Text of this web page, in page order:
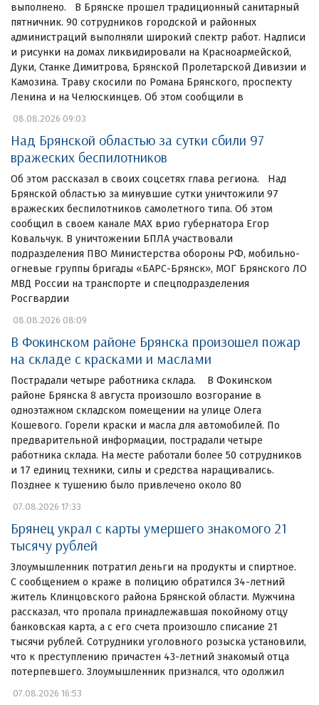
выполнено. В Брянске прошел традиционный санитарный
пятничник. 90 сотрудников городской и районных
администраций выполняли широкий спектр работ. Надписи
и рисунки на домах ликвидировали на Красноармейской,
Дуки, Станке Димитрова, Брянской Пролетарской Дивизии и
Камозина. Траву скосили по Романа Брянского, проспекту
Ленина и на Челюскинцев. Об этом сообщили в
08.08.2026 09:03
Над Брянской областью за сутки сбили 97
вражеских беспилотников
Об этом рассказал в своих соцсетях глава региона. Над
Брянской областью за минувшие сутки уничтожили 97
вражеских беспилотников самолетного типа. Об этом
сообщил в своем канале МАХ врио губернатора Егор
Ковальчук. В уничтожении БПЛА участвовали
подразделения ПВО Министерства обороны РФ, мобильно-
огневые группы бригады «БАРС-Брянск», МОГ Брянского ЛО
МВД России на транспорте и спецподразделения
Росгвардии
08.08.2026 08:09
В Фокинском районе Брянска произошел пожар
на складе с красками и маслами
Пострадали четыре работника склада. В Фокинском
районе Брянска 8 августа произошло возгорание в
одноэтажном складском помещении на улице Олега
Кошевого. Горели краски и масла для автомобилей. По
предварительной информации, пострадали четыре
работника склада. На месте работали более 50 сотрудников
и 17 единиц техники, силы и средства наращивались.
Позднее к тушению было привлечено около 80
07.08.2026 17:33
Брянец украл с карты умершего знакомого 21
тысячу рублей
Злоумышленник потратил деньги на продукты и спиртное.
С сообщением о краже в полицию обратился 34-летний
житель Клинцовского района Брянской области. Мужчина
рассказал, что пропала принадлежавшая покойному отцу
банковская карта, а с его счета произошло списание 21
тысячи рублей. Сотрудники уголовного розыска установили,
что к преступлению причастен 43-летний знакомый отца
потерпевшего. Злоумышленник признался, что одолжил
07.08.2026 16:53